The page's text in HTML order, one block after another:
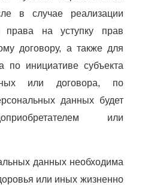
в случае реализации
права на уступку прав
договору, а также для
по инициативе субъекта
или договора, по
данных будет
или
данных необходима
или иных жизненно